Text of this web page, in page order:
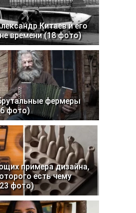
Китаев и его
времени (18 фото)
фермеры
фото)
примера дизайна,
есть чему
фото)